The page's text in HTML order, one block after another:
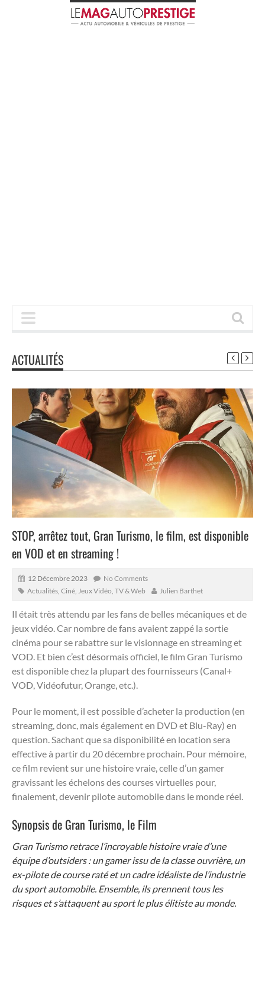
ACTUALITÉS
STOP, arrêtez tout, Gran Turismo, le film, est disponible
en VOD et en streaming !
12 Décembre 2023
No Comments
Actualités Ciné, Jeux Vidéo, TV & Web Julien Barthet
Il était très attendu par les fans de belles mécaniques et de
jeux vidéo.Car nombre de fans avaient zappé la sortie
cinéma pour se rabattre sur le visionnage en streaming et
VOD. Et bien c’est désormais officiel, le film Gran Turismo
est disponible chez la plupart des fournisseurs (Canal+
VOD, Vidéofutur, Orange, etc.).
Pour le moment, il est possible d’acheter la production (en
streaming, donc, mais également en DVD et Blu-Ray) en
question. Sachant que sa disponibilité en location sera
effective à partir du 20 décembre prochain. Pour mémoire,
ce film revient sur une histoire vraie, celle d’un gamer
gravissant les échelons des courses virtuelles pour,
finalement, devenir pilote automobile dans le monde réel.
Synopsis de Gran Turismo, le Film
Gran Turismo retrace l’incroyable histoire vraie d’une
équipe d’outsiders : un gamer issu de la classe ouvrière, un
ex-pilote de course raté et un cadre idéaliste de l’industrie
du sport automobile. Ensemble, ils prennent tous les
risques et s’attaquent au sport le plus élitiste au monde.